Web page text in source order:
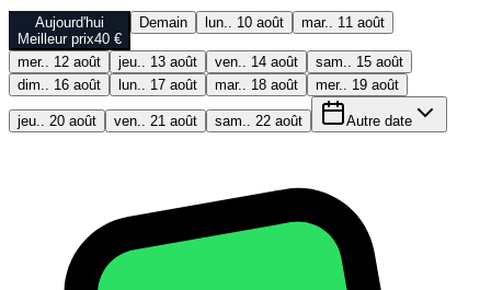
Aujourd'hui
Meilleur prix40 €
Demain lun.. 10 août mar.. 11 août
mer.. 12 août jeu.. 13 août ven.. 14 août
sam.. 15 août
dim.. 16 août
lun.. 17 août mar.. 18 août mer.. 19 août
jeu.. 20 août ven.. 21 août sam.. 22 août Autre date